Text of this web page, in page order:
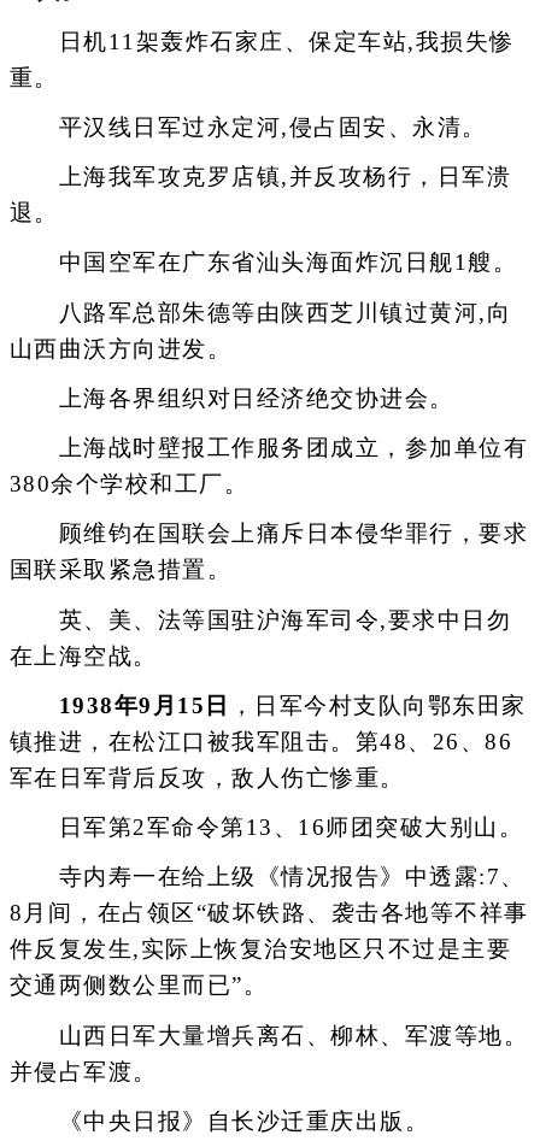
日机11架轰炸石家庄、保定车站,我损失惨
重。
平汉线日军过永定河,侵占固安、永清。
上海我军攻克罗店镇,并反攻杨行，日军溃
退。
中国空军在广东省汕头海面炸沉日舰1艘。
八路军总部朱德等由陕西芝川镇过黄河,向
山西曲沃方向进发。
上海各界组织对日经济绝交协进会。
上海战时壁报工作服务团成立，参加单位有
380余个学校和工厂。
顾维钧在国联会上痛斥日本侵华罪行，要求
国联采取紧急措置。
英、美、法等国驻沪海军司令,要求中日勿
在上海空战。
1938年9月15日
，日军今村支队向鄂东田家
镇推进，在松江口被我军阻击。第48、26、86
军在日军背后反攻，敌人伤亡惨重。
日军第2军命令第13、16师团突破大别山。
寺内寿一在给上级《情况报告》中透露:7、
8月间，在占领区“破坏铁路、袭击各地等不祥事
件反复发生,实际上恢复治安地区只不过是主要
交通两侧数公里而已”。
山西日军大量增兵离石、柳林、军渡等地。
并侵占军渡。
《中央日报》自长沙迁重庆出版。